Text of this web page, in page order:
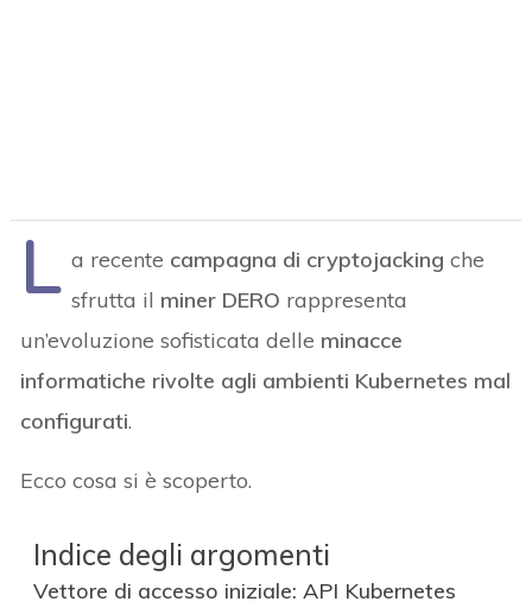
L a recente campagna di cryptojacking che
sfrutta il miner DERO rappresenta
un’evoluzione sofisticata delle minacce
informatiche rivolte agli ambienti Kubernetes mal
configurati.
Ecco cosa si è scoperto.
Indice degli argomenti
Vettore di accesso iniziale: API Kubernetes